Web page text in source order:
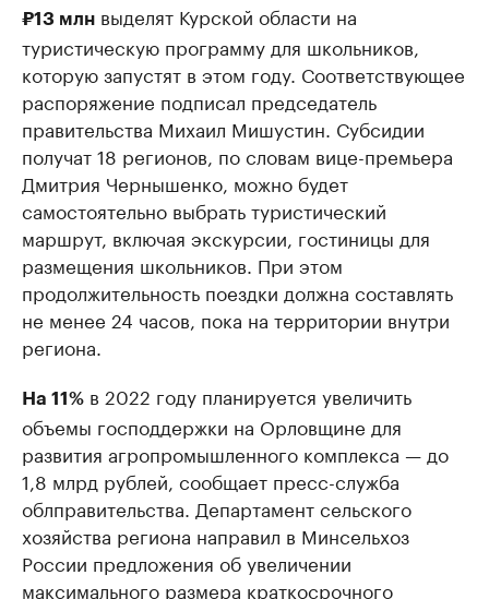
₽13 млн выделят Курской области на
туристическую программу для школьников,
которую запустят в этом году. Соответствующее
распоряжение подписал председатель
правительства Михаил Мишустин. Субсидии
получат 18 регионов, по словам вице-премьера
Дмитрия Чернышенко, можно будет
самостоятельно выбрать туристический
маршрут, включая экскурсии, гостиницы для
размещения школьников. При этом
продолжительность поездки должна составлять
не менее 24 часов, пока на территории внутри
региона.
На 11% в 2022 году планируется увеличить
объемы господдержки на Орловщине для
развития агропромышленного комплекса — до
1,8 млрд рублей, сообщает пресс-служба
облправительства. Департамент сельского
хозяйства региона направил в Минсельхоз
России предложения об увеличении
максимального размера краткосрочного